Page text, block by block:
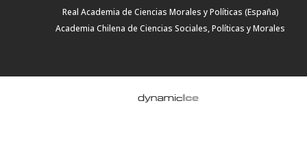
Real Academia de Ciencias Morales y Políticas (España)
Academia Chilena de Ciencias Sociales, Políticas y Morales